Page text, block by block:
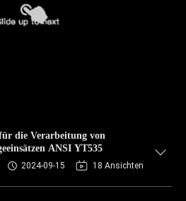
die Verarbeitung von
ANSI YT535
2024-09-15 18 Ansichten